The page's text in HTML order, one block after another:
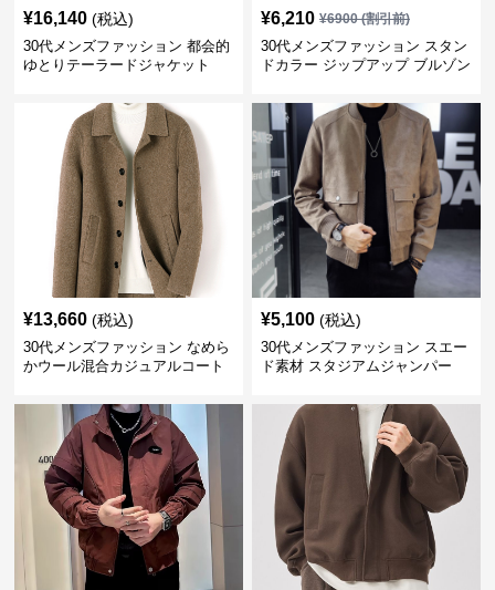
¥16,140 (税込)
30代メンズファッション 都会的
ゆとりテーラードジャケット
¥6,210 ¥6900(割引前)
30代メンズファッション スタン
ドカラー ジップアップ ブルゾン
¥13,660 (税込)
30代メンズファッション なめら
かウール混合カジュアルコート
¥5,100 (税込)
30代メンズファッション スエー
ド素材 スタジアムジャンパー